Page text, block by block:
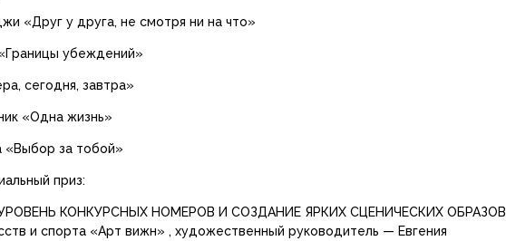
«Друг у друга, не смотря ни на что»
убеждений»
сегодня, завтра»
«Одна жизнь»
«Выбор за тобой»
приз:
КОНКУРСНЫХ НОМЕРОВ И СОЗДАНИЕ ЯРКИХ СЦЕНИЧЕСКИХ ОБРАЗОВ
и спорта «Арт вижн» , художественный руководитель — Евгения